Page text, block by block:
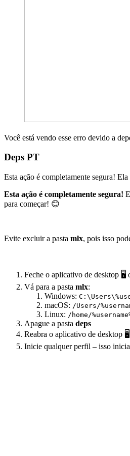
Você está vendo esse erro devido a
Deps PT
Esta ação é completamente segura!
Esta ação é completamente segura!
para começar! 😊
Evite excluir a pasta mlx, pois isso
Feche o aplicativo de desktop 🖥️
Vá para a pasta mlx:
Windows:
macOS: /Users/
Linux: /home/
Apague a pasta deps
Reabra o aplicativo de desktop
Inicie qualquer perfil – isso